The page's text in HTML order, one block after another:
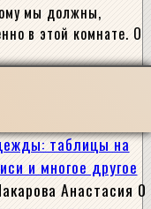
мы должны,
в этой комнате. О
таблицы на
и многое другое
Анастасия 0